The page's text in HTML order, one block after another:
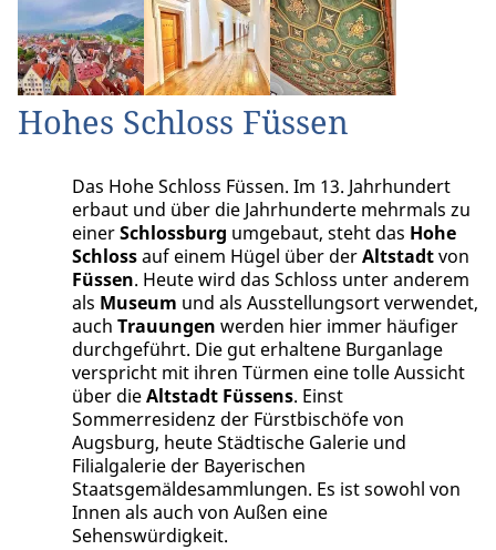
Hohes Schloss Füssen
Das Hohe Schloss Füssen. Im 13. Jahrhundert
erbaut und über die Jahrhunderte mehrmals zu
einerSchlossburg umgebaut, steht das Hohe
Schlossauf einem Hügel über derAltstadtvon
Füssen. Heute wird das Schloss unter anderem
als Museum und als Ausstellungsort verwendet,
auch Trauungen werden hier immer häufiger
durchgeführt. Die gut erhaltene Burganlage
verspricht mit ihren Türmen eine tolle Aussicht
über dieAltstadt Füssens. Einst
Sommerresidenz der Fürstbischöfe von
Augsburg, heute Städtische Galerie und
Filialgalerie der Bayerischen
Staatsgemäldesammlungen. Es ist sowohl von
Innen als auch von Außen eine
Sehenswürdigkeit.